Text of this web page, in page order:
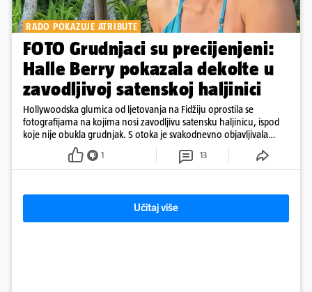
RADO POKAZUJE ATRIBUTE
FOTO Grudnjaci su precijenjeni:
Halle Berry pokazala dekolte u
zavodljivoj satenskoj haljinici
Hollywoodska glumica od ljetovanja na Fidžiju oprostila se
fotografijama na kojima nosi zavodljivu satensku haljinicu, ispod
koje nije obukla grudnjak. S otoka je svakodnevno objavljivala
fotografije u kupaćem
1 13
Učitaj više